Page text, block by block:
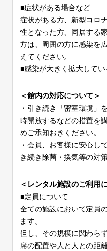
■症状がある場合など
症状がある方、新型コロ
性となった方、同居する
方は、周囲の方に感染を
えてください。
■感染が大きく拡大してい
＜館内の対応について＞
・引き続き「密室環境」
時開放するなどの措置を
めご承知おきください。
・会員、お客様に安心し
き続き除菌・換気等の対
＜レンタル施設のご利用
■定員について
全ての施設において定員
ます。
但し、その規模に関わら
席の配置や人と人との距